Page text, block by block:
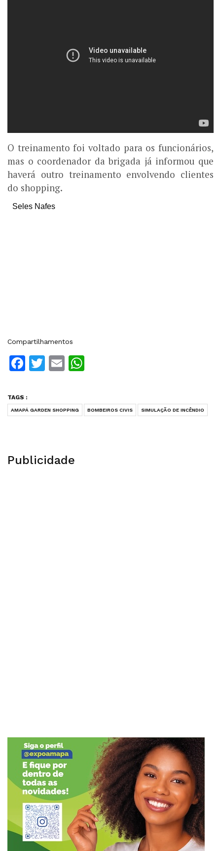
O treinamento foi voltado para os funcionários,
mas o coordenador da brigada já informou que
haverá outro treinamento envolvendo clientes
do shopping.
Seles Nafes
Compartilhamentos
Facebook
Twitter
Email
TAGS :
AMAPÁ GARDEN SHOPPING BOMBEIROS CIVIS SIMULAÇÃO DE INCÊNDIO
Publicidade